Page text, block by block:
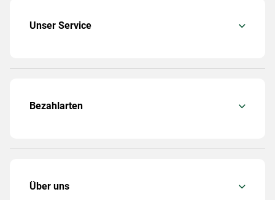
Unser Service
Bezahlarten
Über uns